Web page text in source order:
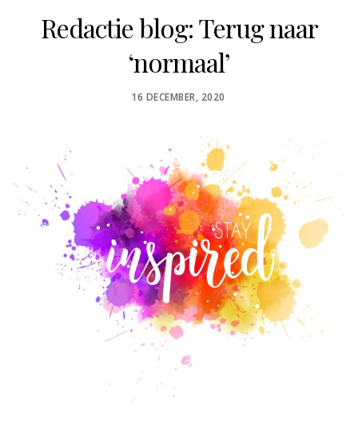
Redactie blog: Terug naar
‘normaal’
POSTED
16 DECEMBER, 2020